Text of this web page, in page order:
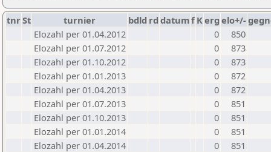
tnrSt turnier bdld rd datumf Kerg elo+/-
Elozahl per 01.04.2012
0
850
Elozahl per 01.07.2012
0
873
Elozahl per 01.10.2012
0
873
Elozahl per 01.01.2013
0
872
Elozahl per 01.04.2013
0
872
Elozahl per 01.07.2013
0
851
Elozahl per 01.10.2013
0
851
Elozahl per 01.01.2014
0
851
Elozahl per 01.04.2014
0
851